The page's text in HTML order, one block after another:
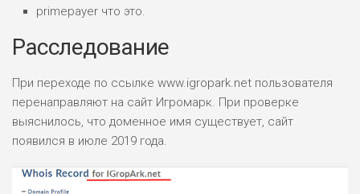
primepayer что это.
Расследование
При переходе по ссылке www.igropark.net пользователя
перенаправляют на сайт Игромарк. При проверке
выяснилось, что доменное имя существует, сайт
появился в июле 2019 года.